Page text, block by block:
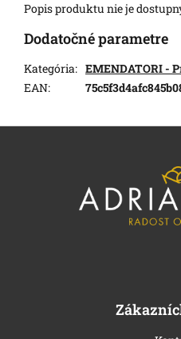
Popis produktu nie je
Dodatočné parametre
Kategória: EMENDATORI -
EAN: